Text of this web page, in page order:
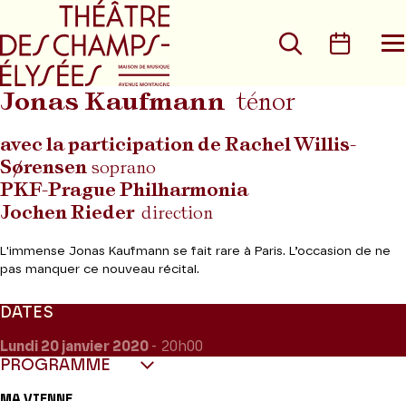
Aller au menu principal
Rechercher
Jonas Kaufmann ténor
avec la participation de Rachel Willis-
Sørensen soprano
PKF-Prague Philharmonia
Jochen Riederdirection
L'immense Jonas Kaufmann se fait rare à Paris. L’occasion de ne
pas manquer ce nouveau récital.
DATES
Lundi 20 janvier 2020 - 20h00
PROGRAMME